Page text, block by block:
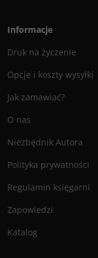
Informacje
Druk na życzenie
Opcje i koszty wysyłki
Jak zamawiać?
O nas
Niezbędnik Autora
Polityka prywatności
Regulamin księgarni
Zapowiedzi
Katalog